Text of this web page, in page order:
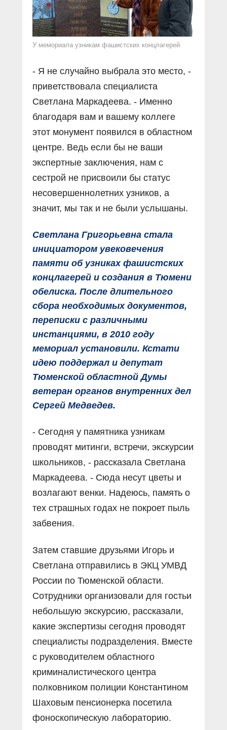
У мемориала узникам фашистских концлагерей
- Я не случайно выбрала это место, -
приветствовала специалиста
Светлана Маркадеева. - Именно
благодаря вам и вашему коллеге
этот монумент появился в областном
центре. Ведь если бы не ваши
экспертные заключения, нам с
сестрой не присвоили бы статус
несовершеннолетних узников, а
значит, мы так и не были услышаны.
Светлана Григорьевна стала
инициатором увековечения
памяти об узниках фашистских
концлагерей и создания в Тюмени
обелиска. После длительного
сбора необходимых документов,
переписки с различными
инстанциями, в 2010 году
мемориал установили. Кстати
идею поддержал и депутат
Тюменской областной Думы
ветеран органов внутренних дел
Сергей Медведев.
- Сегодня у памятника узникам
проводят митинги, встречи, экскурсии
школьников, - рассказала Светлана
Маркадеева. - Сюда несут цветы и
возлагают венки. Надеюсь, память о
тех страшных годах не покроет пыль
забвения.
Затем ставшие друзьями Игорь и
Светлана отправились в ЭКЦ УМВД
России по Тюменской области.
Сотрудники организовали для гостьи
небольшую экскурсию, рассказали,
какие экспертизы сегодня проводят
специалисты подразделения. Вместе
с руководителем областного
криминалистического центра
полковником полиции Константином
Шаховым пенсионерка посетила
фоноскопическую лабораторию.